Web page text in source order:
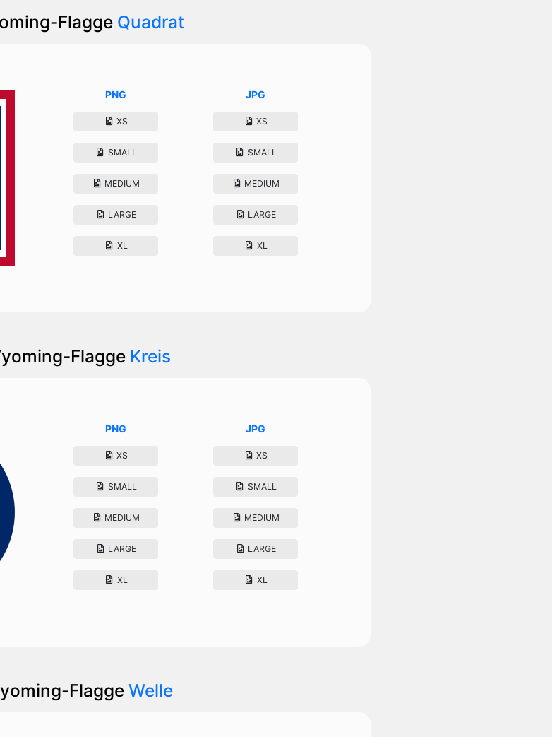
Flagge Quadrat
PNG
XS
SMALL
MEDIUM
LARGE
XL
JPG
XS
SMALL
MEDIUM
LARGE
XL
Flagge Kreis
PNG
XS
SMALL
MEDIUM
LARGE
XL
JPG
XS
SMALL
MEDIUM
LARGE
XL
Flagge Welle